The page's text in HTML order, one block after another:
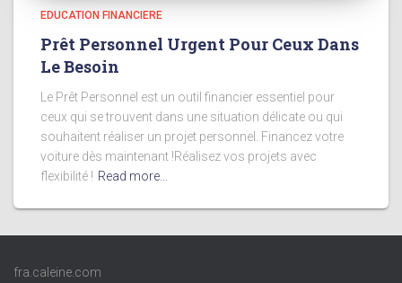
EDUCATION FINANCIERE
Prêt Personnel Urgent Pour Ceux Dans
Le Besoin
Le Prêt Personnel est un outil financier essentiel pour
ceux qui se trouvent dans une situation délicate ou qui
souhaitent réaliser un projet personnel. Financez votre
voiture dès maintenant !Réalisez vos projets avec
flexibilité ! Read more…
fra.caleine.com